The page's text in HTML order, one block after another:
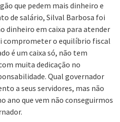
que pedem mais dinheiro e
de salário, Silval Barbosa foi
dinheiro em caixa para atender
comprometer o equilíbrio fiscal
é um caixa só, não tem
muita dedicação no
Qual governador
a seus servidores, mas não
ano que vem não conseguirmos